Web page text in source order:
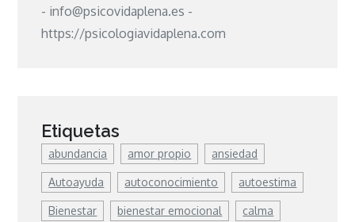
- info@psicovidaplena.es -
https://psicologiavidaplena.com
Etiquetas
abundancia amor propio ansiedad
Autoayuda autoconocimiento autoestima
Bienestar bienestar emocional calma